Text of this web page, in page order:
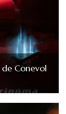
Conevol